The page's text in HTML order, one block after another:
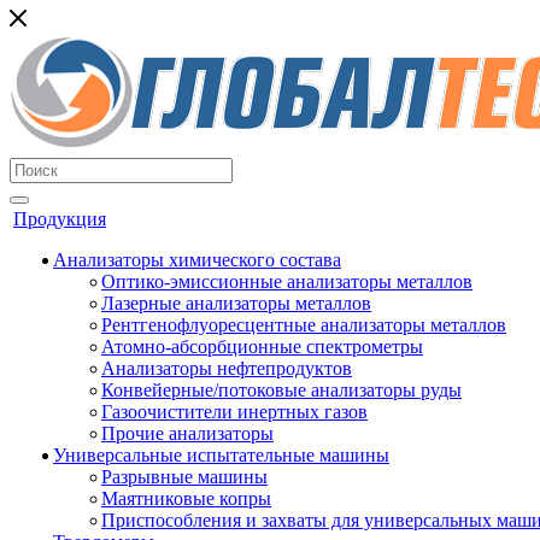
Продукция
Анализаторы химического состава
Оптико-эмиссионные анализаторы металлов
Лазерные анализаторы металлов
Рентгенофлуоресцентные анализаторы металлов
Атомно-абсорбционные спектрометры
Анализаторы нефтепродуктов
Конвейерные/потоковые анализаторы руды
Газоочистители инертных газов
Прочие анализаторы
Универсальные испытательные машины
Разрывные машины
Маятниковые копры
Приспособления и захваты для универсальных